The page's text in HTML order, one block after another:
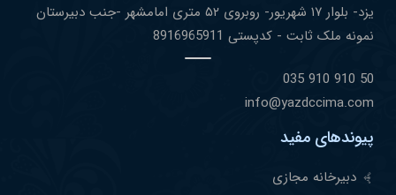
یزد- بلوار ١٧ شهریور- روبروی ۵٢ متری امامشهر -جنب دبیرستان
نمونه ملک ثابت - کدپستی 8916965911
50 910 910 035
info@yazdccima.com
پیوندهای مفید
دبیرخانه مجازی